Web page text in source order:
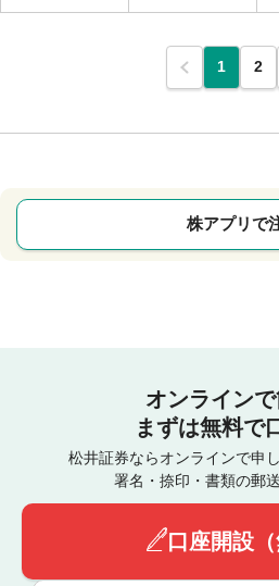
1 2
株アプリで
オンラインで
まずは無料で
松井証券ならオンラインで申
署名・捺印・書類の郵
口座開設（